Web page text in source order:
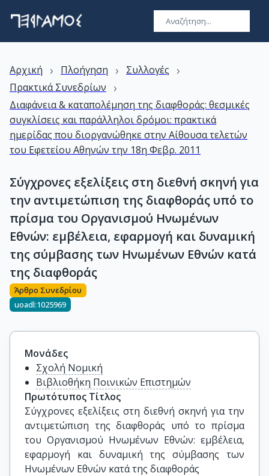
Αρχική › Πλοήγηση › Συλλογές ›
Πρακτικά Συνεδρίων ›
Διαφάνεια & καταπολέμηση της διαφθοράς: θεσμικές
συγκλίσεις και παράλληλοι δρόμοι: πρακτικά
ημερίδας που διοργανώθηκε στην Αίθουσα τελετών
του Εφετείου Αθηνών την 18η Φεβρ. 2011
Σύγχρονες εξελίξεις στη διεθνή σκηνή για
την αντιμετώπιση της διαφθοράς υπό το
πρίσμα του Οργανισμού Ηνωμένων
Εθνών: εμβέλεια, εφαρμογή και δυναμική
της σύμβασης των Ηνωμένων Εθνών κατά
της διαφθοράς
Άρθρο Συνεδρίου
uoadl:1025969
Μονάδες
Σχολή Νομική
Βιβλιοθήκη Ποινικών Επιστημών
Πρωτότυπος Τίτλος
Σύγχρονες εξελίξεις στη διεθνή σκηνή για την
αντιμετώπιση της διαφθοράς υπό το πρίσμα
του Οργανισμού Ηνωμένων Εθνών: εμβέλεια,
εφαρμογή και δυναμική της σύμβασης των
Ηνωμένων Εθνών κατά της διαφθοράς